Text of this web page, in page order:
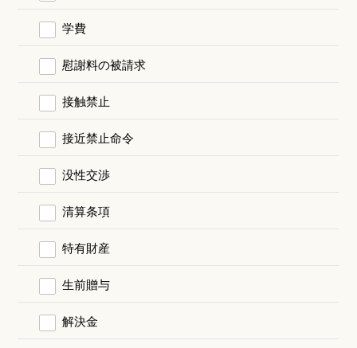
学費
慰謝料の被請求
接触禁止
接近禁止命令
没性交渉
清算条項
特有財産
生前贈与
解決金